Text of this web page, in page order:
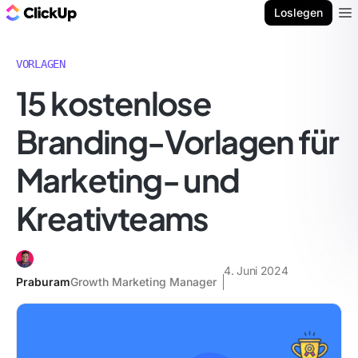
Loslegen
VORLAGEN
15 kostenlose
Branding-Vorlagen für
Marketing- und
Kreativteams
PraburamGrowth Marketing Manager
4. Juni 2024